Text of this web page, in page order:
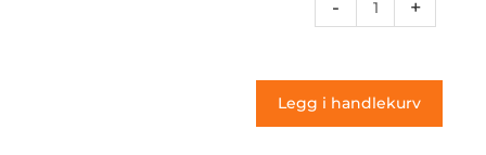
-
061
antall
+
Legg i handlekurv